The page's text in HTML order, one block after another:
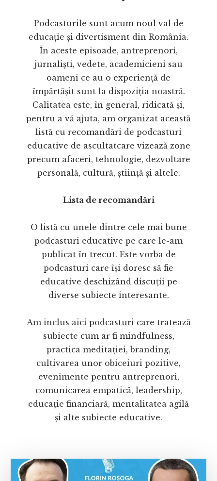
Podcasturile sunt acum noul val de
educație și divertisment din România.
În aceste episoade, antreprenori,
jurnaliști, vedete, academicieni sau
oameni ce au o experiență de
împărtășit sunt la dispoziția noastră.
Calitatea este, în general, ridicată și,
pentru a vă ajuta, am organizat această
listă cu recomandări de podcasturi
educative de ascultatcare vizează zone
precum afaceri, tehnologie, dezvoltare
personală, cultură, știință și altele.
Lista de recomandări
O listă cu unele dintre cele mai bune
podcasturi educative pe care le-am
publicat în trecut. Este vorba de
podcasturi care își doresc să fie
educative deschizând discuții pe
diverse subiecte interesante.
Am inclus aici podcasturi care tratează
subiecte cum ar fi mindfulness,
practica meditației, branding,
cultivarea unor obiceiuri pozitive,
evenimente pentru antreprenori,
comunicarea empatică, leadership,
educație financiară, mentalitatea agilă
și alte subiecte educative.